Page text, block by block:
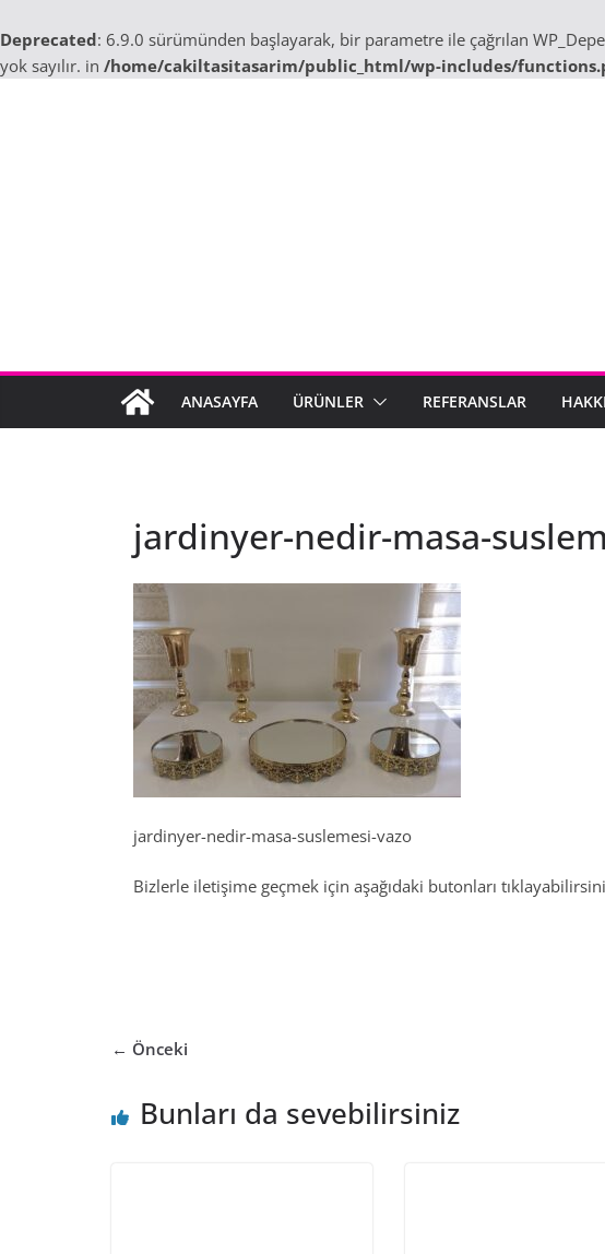
Deprecated: 6.9.0 sürümünden başlayarak, bir parametre ile çağrılan
yok sayılır. in /home/cakiltasitasarim/public_html/wp-includes/
ANASAYFA ÜRÜNLER REFERANSLAR
jardinyer-nedir-masa-
jardinyer-nedir-masa-suslemesi-vazo
Bizlerle iletişime geçmek için aşağıdaki butonları
← Önceki
Bunları da sevebilirsiniz